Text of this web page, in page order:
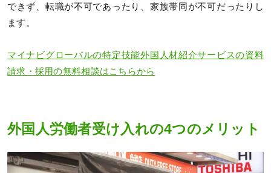
できず、転職が不可であったり、家族帯同が不可だったりし
ます。
マイナビグローバルの特定技能外国人材紹介サービスの資料
請求・採用の無料相談はこちらから
外国人労働者受け入れの4つのメリット